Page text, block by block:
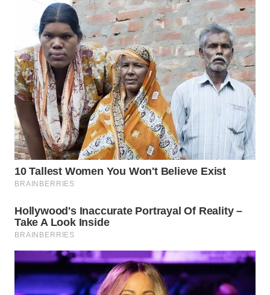
MADURA
WN
SURABAYA
WN
NATUNA
WN
BINTAN
WN
MANDALIKA
WN
LIKUPANG
WN
LABUANBAJO